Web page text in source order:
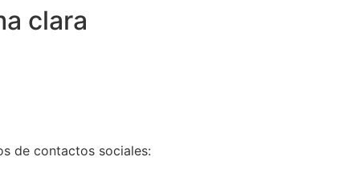
clara
de contactos sociales: